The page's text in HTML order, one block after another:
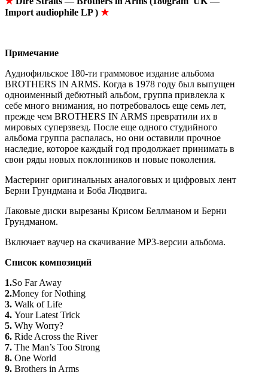
Import audiophile LP ) ★
Примечание
Аудиофильское 180-ти граммовое издание альбома
BROTHERS IN ARMS. Когда в 1978 году был выпущен
одноименный дебютный альбом, группа привлекла к
себе много внимания, но потребовалось еще семь лет,
прежде чем BROTHERS IN ARMS превратили их в
мировых суперзвезд. После еще одного студийного
альбома группа распалась, но они оставили прочное
наследие, которое каждый год продолжает принимать в
свои ряды новых поклонников и новые поколения.
Мастеринг оригинальных аналоговых и цифровых лент
Берни Грундмана и Боба Людвига.
Лаковые диски вырезаны Крисом Беллманом и Берни
Грундманом.
Включает ваучер на скачивание MP3-версии альбома.
Список композиций
1.So Far Away
2.Money for Nothing
3. Walk of Life
4. Your Latest Trick
5. Why Worry?
6. Ride Across the River
7. The Man’s Too Strong
8. One World
9. Brothers in Arms